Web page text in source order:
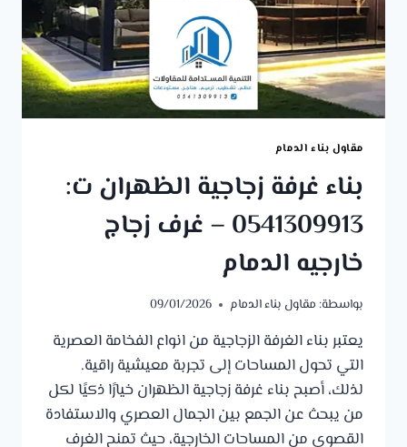
مقاول بناء الدمام
بناء غرفة زجاجية الظهران ت:
0541309913 – غرف زجاج
خارجيه الدمام
بواسطة: مقاول بناء الدمام 09/01/2026
يعتبر بناء الغرفة الزجاجية من انواع الفخامة العصرية
التي تحول المساحات إلى تجربة معيشية راقية.
لذلك، أصبح بناء غرفة زجاجية الظهران خيارًا ذكيًا لكل
من يبحث عن الجمع بين الجمال العصري والاستفادة
القصوى من المساحات الخارجية، حيث تمنح الغرف